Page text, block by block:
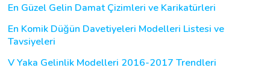
En Güzel Gelin Damat Çizimleri ve Karikatürleri
En Komik Düğün Davetiyeleri Modelleri Listesi ve
Tavsiyeleri
V Yaka Gelinlik Modelleri 2016-2017 Trendleri